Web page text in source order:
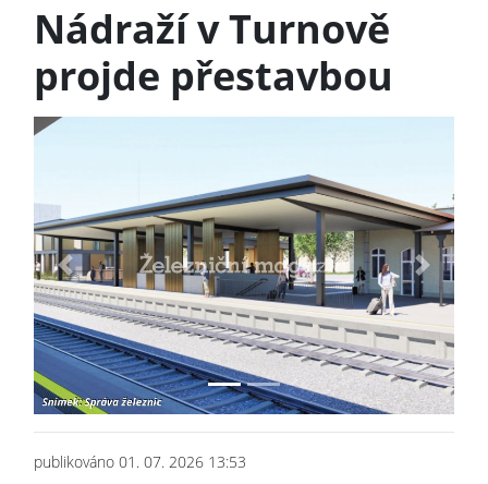
Nádraží v Turnově
projde přestavbou
Previous Next
publikováno 01. 07. 2026 13:53